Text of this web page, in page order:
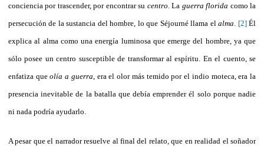
conciencia por trascender, por encontrar su centro . La guerra florida como la
persecución de la sustancia del hombre, lo que Séjourné llama elalma [2]Él
explica al alma como una energía luminosa que emerge del hombre, ya que
sólo posee un centro susceptible de transformar al espíritu. En el cuento, se
enfatiza queolía a guerra , era el olor más temido por el indio moteca, era la
presencia inevitable de la batalla que debía emprender él solo porque nadie
ni nada podría ayudarlo.
A pesar que el narrador resuelve al final del relato, que en realidad el soñador